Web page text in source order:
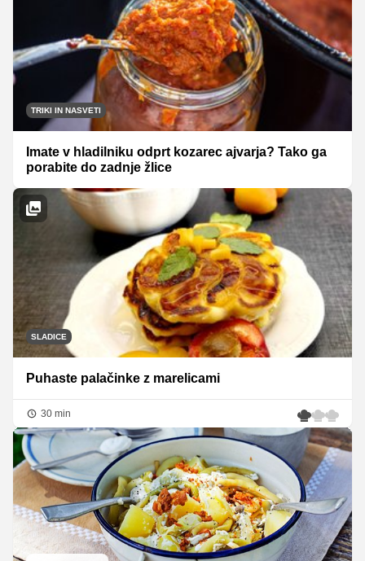
TRIKI IN NASVETI
Imate v hladilniku odprt kozarec ajvarja? Tako ga
porabite do zadnje žlice
SLADICE
Puhaste palačinke z marelicami
30 min